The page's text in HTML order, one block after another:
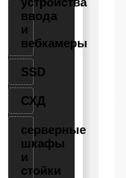
ввода
и
вебкамеры
SSD
СХД
серверные
шкафы
и
стойки